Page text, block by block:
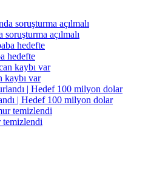
açılmalı
hedefte
kaybı var
| Hedef 100 milyon dolar
temizlendi